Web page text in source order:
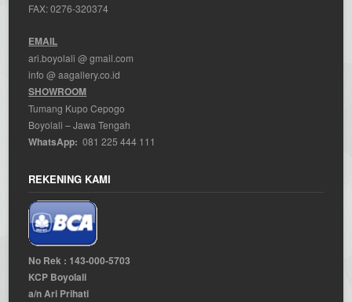
FAX: 0276-320374
EMAIL
ari.boyolali @ gmail.com
info @ aagallery.co.id
SHOWROOM
Tumang Kupo Cepogo
Boyolali – Jawa Tengah
WhatsApp: 081 225 444 111
REKENING KAMI
No Rek : 143-000-5703
KCP Boyolali
a/n Ari Prihati